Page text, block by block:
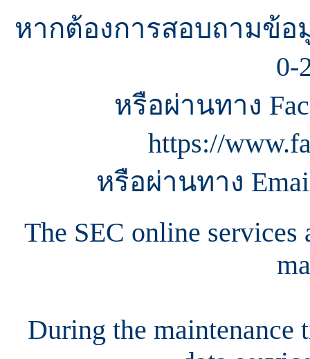
หากต้องการสอบถามข้อ
0-
หรือผ่านทาง
https://
หรือผ่านทาง
The SEC online
During the maintenance